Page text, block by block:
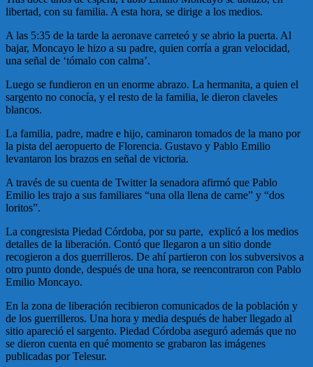
libertad, con su familia. A esta hora, se dirige a los medios.
A las 5:35 de la tarde la aeronave carreteó y se abrio la puerta. Al
bajar, Moncayo le hizo a su padre, quien corría a gran velocidad,
una señal de ‘tómalo con calma’.
Luego se fundieron en un enorme abrazo. La hermanita, a quien el
sargento no conocía, y el resto de la familia, le dieron claveles
blancos.
La familia, padre, madre e hijo, caminaron tomados de la mano por
la pista del aeropuerto de Florencia. Gustavo y Pablo Emilio
levantaron los brazos en señal de victoria.
A través de su cuenta de Twitter la senadora afirmó que Pablo
Emilio les trajo a sus familiares “una olla llena de carne” y “dos
loritos”.
La congresista Piedad Córdoba, por su parte, explicó a los medios
detalles de la liberación. Contó que llegaron a un sitio donde
recogieron a dos guerrilleros. De ahí partieron con los subversivos a
otro punto donde, después de una hora, se reencontraron con Pablo
Emilio Moncayo.
En la zona de liberación recibieron comunicados de la población y
de los guerrilleros. Una hora y media después de haber llegado al
sitio apareció el sargento. Piedad Córdoba aseguró además que no
se dieron cuenta en qué momento se grabaron las imágenes
publicadas por Telesur.